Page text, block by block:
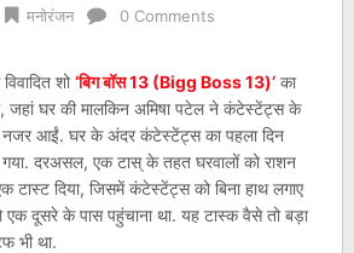
मनोरंजन 0 Comments
शो‘बिग बॉस 13 (Bigg Boss 13)’का
जहां घर की मालकिन अमिषा पटेल ने कंटेस्टेंट्स के
नजर आईं. घर के अंदर कंटेस्टेंट्स का पहला दिन
दरअसल, एक टास् के तहत घरवालों को राशन
टास्ट दिया, जिसमें कंटेस्टेंट्स को बिना हाथ लगाए
एक दूसरे के पास पहुंचाना था. यह टास्क वैसे तो बड़ा
भी था.